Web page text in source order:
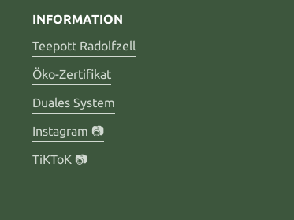
INFORMATION
Teepott Radolfzell
Öko-Zertifikat
Duales System
Instagram 📷
TiKToK 📷